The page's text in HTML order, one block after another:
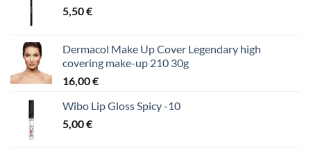
5,50€
Dermacol Make Up Cover Legendary high
covering make-up 210 30g
16,00€
Wibo Lip Gloss Spicy -10
5,00€